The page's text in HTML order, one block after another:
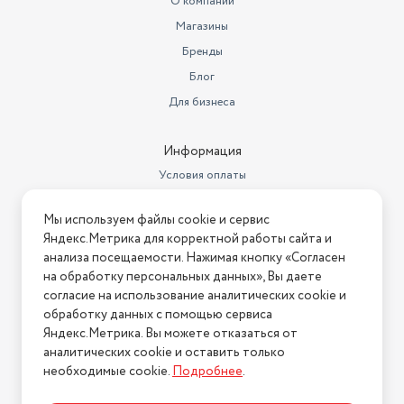
бензиновый
1900
Китай
Huter
Ширина паза
1,3
Объем двигателя
40
Макс. обороты холостого хода,
об/мин
4500
Класс техники
бытовой
Длина шины (дюйм)
16"
Магазины
Бренды
Блог
Для бизнеса
Информация
Условия оплаты
Условия возврата
Нашли ошибку на сайте? Напишите нам
2026 © Интернет-магазин "АстМаркет". У нас есть всё!
Политика конфиденциальности
Мы используем файлы cookie и сервис
Яндекс.Метрика для корректной работы сайта и
анализа посещаемости. Нажимая кнопку «Согласен
на обработку персональных данных», Вы даете
согласие на использование аналитических cookie и
обработку данных с помощью сервиса
Яндекс.Метрика. Вы можете отказаться от
аналитических cookie и оставить только
необходимые cookie.Подробнее.